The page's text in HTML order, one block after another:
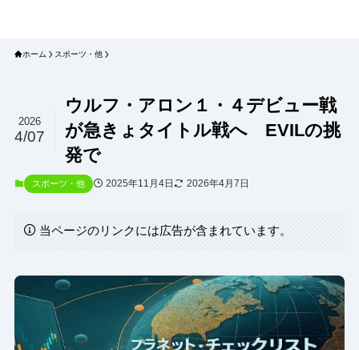
ホーム スポーツ・他
ウルフ・アロン１・４デビュー戦
が急きょタイトル戦へ EVILの挑
発で
2026
4/07
スポーツ・他 2025年11月4日 2026年4月7日
当ページのリンクには広告が含まれています。